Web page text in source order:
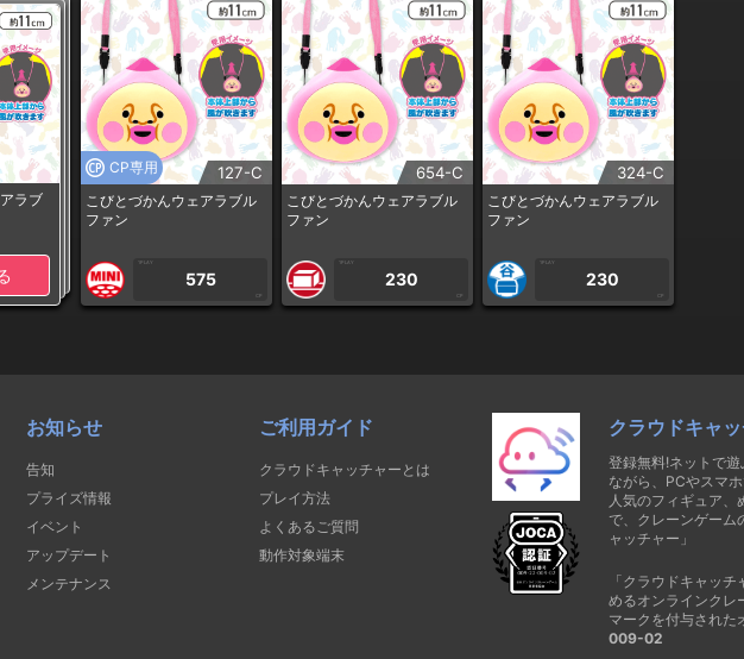
ラブ
CP専用 127-C
こびとづかんウェアラブル
ファン
1PLAY
575
CP
654-C
こびとづかんウェアラブル
ファン
1PLAY
230
CP
324-C
こびとづかんウェアラブル
ファン
1PLAY
230
CP
お知らせ
告知
プライズ情報
イベント
アップデート
メンテナンス
ご利用ガイド
クラウドキャッチャーとは
プレイ方法
よくあるご質問
動作対象端末
クラウドキャ
登録無料!ネットで
ながら、PCやスマ
人気のフィギュア
で、クレーンゲーム
ャッチャー」
「クラウドキャッ
めるオンラインクレ
マークを付与された
009-02